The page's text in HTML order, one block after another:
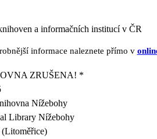
a informačních institucí v ČR
informace naleznete přímo v
ZRUŠENA! *
Nížebohy
Library Nížebohy